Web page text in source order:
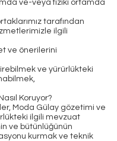
ve-veya fiziki ortamda
tarafından
ilgili
ve önerilerini
ve yürürlükteki
Koruyor?
Moda Gülay gözetimi ve
ilgili mevzuat
ve bütünlüğünün
kurmak ve teknik